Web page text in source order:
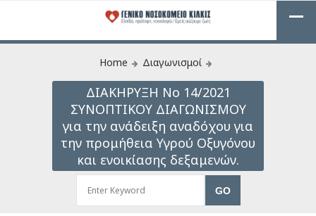
Home Διαγωνισμοί
ΔΙΑΚΗΡΥΞΗ Νο 14/2021
ΣΥΝΟΠΤΙΚΟΥ ΔΙΑΓΩΝΙΣΜΟΥ
για την ανάδειξη αναδόχου για
την προμήθεια Υγρού Οξυγόνου
και ενοικίασης δεξαμενών.